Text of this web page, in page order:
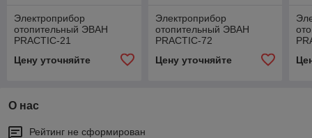
Электроприбор
отопительный ЭВАН
PRACTIC-21
Цену уточняйте
Электроприбор
отопительный ЭВАН
PRACTIC-72
Цену уточняйте
О нас
Рейтинг не сформирован